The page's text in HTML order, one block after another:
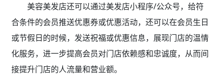
美容美发店还可以通过美发店小程序/公众号，给符
合条件的会员推送优惠券或优惠活动，还可以在会员生日
或节假日的时候，发送祝福或优惠信息，展现门店的温情
化服务，进一步提高会员对门店依赖感和忠诚度，从而间
接提升门店的人流量和营业额。